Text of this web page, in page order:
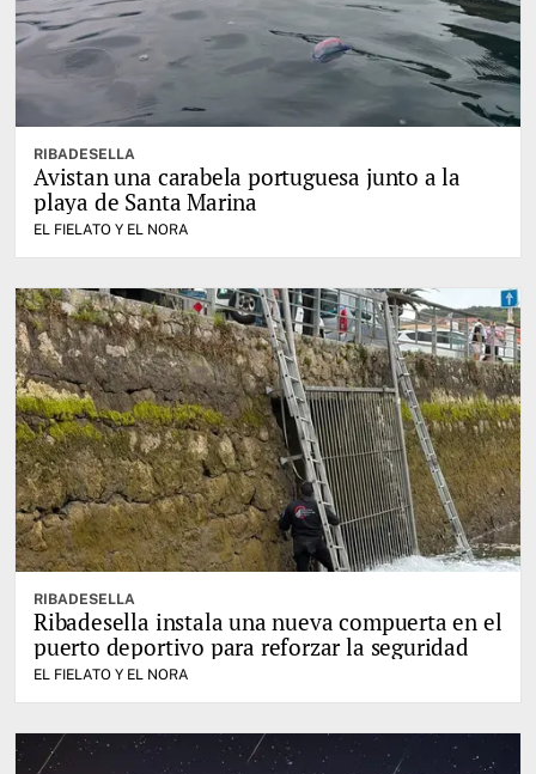
RIBADESELLA
Avistan una carabela portuguesa junto a la
playa de Santa Marina
EL FIELATO Y EL NORA
RIBADESELLA
Ribadesella instala una nueva compuerta en el
puerto deportivo para reforzar la seguridad
EL FIELATO Y EL NORA